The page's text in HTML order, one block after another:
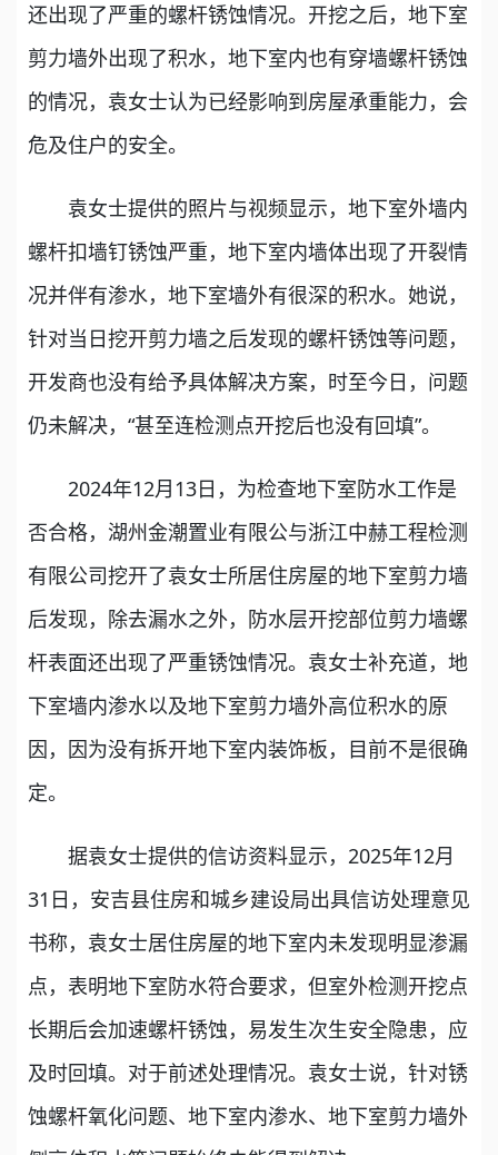
还出现了严重的螺杆锈蚀情况。开挖之后，地下室
剪力墙外出现了积水，地下室内也有穿墙螺杆锈蚀
的情况，袁女士认为已经影响到房屋承重能力，会
危及住户的安全。
袁女士提供的照片与视频显示，地下室外墙内
螺杆扣墙钉锈蚀严重，地下室内墙体出现了开裂情
况并伴有渗水，地下室墙外有很深的积水。她说，
针对当日挖开剪力墙之后发现的螺杆锈蚀等问题，
开发商也没有给予具体解决方案，时至今日，问题
仍未解决，“甚至连检测点开挖后也没有回填”。
2024年12月13日，为检查地下室防水工作是
否合格，湖州金潮置业有限公与浙江中赫工程检测
有限公司挖开了袁女士所居住房屋的地下室剪力墙
后发现，除去漏水之外，防水层开挖部位剪力墙螺
杆表面还出现了严重锈蚀情况。袁女士补充道，地
下室墙内渗水以及地下室剪力墙外高位积水的原
因，因为没有拆开地下室内装饰板，目前不是很确
定。
据袁女士提供的信访资料显示，2025年12月
31日，安吉县住房和城乡建设局出具信访处理意见
书称，袁女士居住房屋的地下室内未发现明显渗漏
点，表明地下室防水符合要求，但室外检测开挖点
长期后会加速螺杆锈蚀，易发生次生安全隐患，应
及时回填。对于前述处理情况。袁女士说，针对锈
蚀螺杆氧化问题、地下室内渗水、地下室剪力墙外